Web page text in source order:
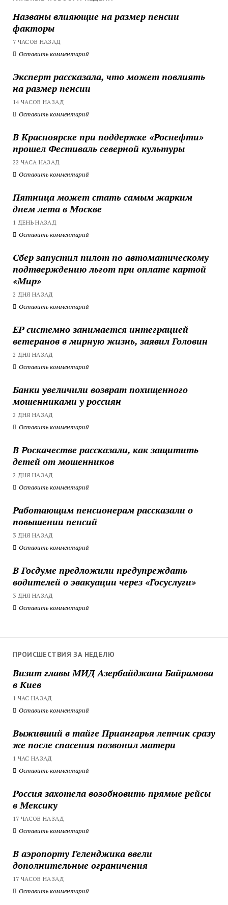
Названы влияющие на размер пенсии
факторы
7 ЧАСОВ НАЗАД
Оставить комментарий
Эксперт рассказала, что может повлиять
на размер пенсии
14 ЧАСОВ НАЗАД
Оставить комментарий
В Красноярске при поддержке «Роснефти»
прошел Фестиваль северной культуры
22 ЧАСА НАЗАД
Оставить комментарий
Пятница может стать самым жарким
днем лета в Москве
1 ДЕНЬ НАЗАД
Оставить комментарий
Сбер запустил пилот по автоматическому
подтверждению льгот при оплате картой
«Мир»
2 ДНЯ НАЗАД
Оставить комментарий
ЕР системно занимается интеграцией
ветеранов в мирную жизнь, заявил Головин
2 ДНЯ НАЗАД
Оставить комментарий
Банки увеличили возврат похищенного
мошенниками у россиян
2 ДНЯ НАЗАД
Оставить комментарий
В Роскачестве рассказали, как защитить
детей от мошенников
2 ДНЯ НАЗАД
Оставить комментарий
Работающим пенсионерам рассказали о
повышении пенсий
3 ДНЯ НАЗАД
Оставить комментарий
В Госдуме предложили предупреждать
водителей о эвакуации через «Госуслуги»
3 ДНЯ НАЗАД
Оставить комментарий
ПРОИСШЕСТВИЯ ЗА НЕДЕЛЮ
Визит главы МИД Азербайджана Байрамова
в Киев
1 ЧАС НАЗАД
Оставить комментарий
Выживший в тайге Приангарья летчик сразу
же после спасения позвонил матери
1 ЧАС НАЗАД
Оставить комментарий
Россия захотела возобновить прямые рейсы
в Мексику
17 ЧАСОВ НАЗАД
Оставить комментарий
В аэропорту Геленджика ввели
дополнительные ограничения
17 ЧАСОВ НАЗАД
Оставить комментарий